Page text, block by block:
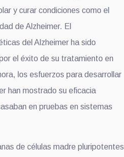
y curar condiciones como el
de Alzheimer. El
del Alzheimer ha sido
el éxito de su tratamiento en
los esfuerzos para desarrollar
han mostrado su eficacia
en pruebas en sistemas
de células madre pluripotentes